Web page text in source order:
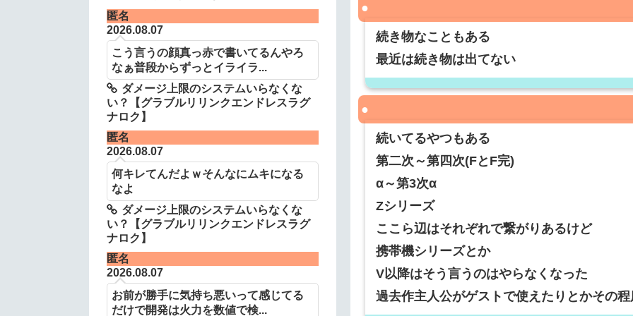
続き物なこともある
最近は続き物は出てない
続いてるやつもある
第二次～第四次(FとF完)
α～第3次α
Zシリーズ
ここら辺はそれぞれで繋がりあるけど
携帯機シリーズとか
V以降はそう言うのはやらなくなった
過去作主人公がゲストで使えたりとかその程
匿名
2026.08.07
こう言うの顔真っ赤で書いてるんやろ
なぁ普段からずっとイライラ...
ダメージ上限のシステムいらなくな
い？【グラブルリリンクエンドレスラグ
ナロク】
匿名
2026.08.07
何キレてんだよｗそんなにムキになる
なよ
ダメージ上限のシステムいらなくな
い？【グラブルリリンクエンドレスラグ
ナロク】
匿名
2026.08.07
お前が勝手に気持ち悪いって感じてる
だけで開発は火力を数値で検...